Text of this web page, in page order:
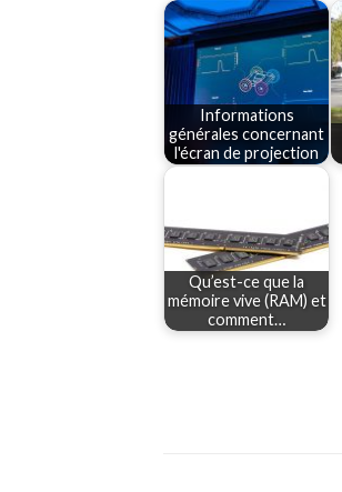
Informations
générales concernant
l'écran de projection
Qu’est-ce que la
mémoire vive (RAM) et
comment…